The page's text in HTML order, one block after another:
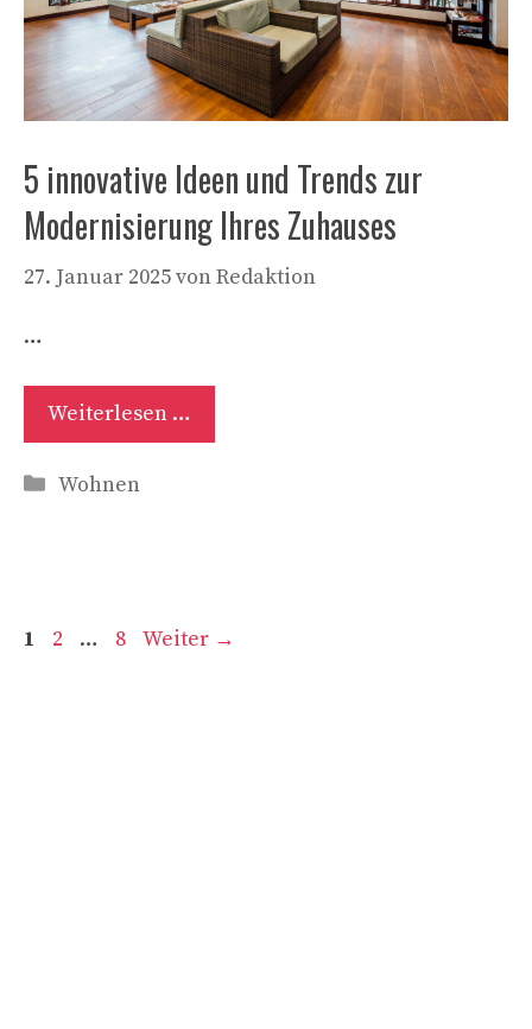
5 innovative Ideen und Trends zur
Modernisierung Ihres Zuhauses
27. Januar 2025vonRedaktion
…
Weiterlesen …
Kategorien
Wohnen
Seite
1 Seite
2 … Seite
8 Weiter →